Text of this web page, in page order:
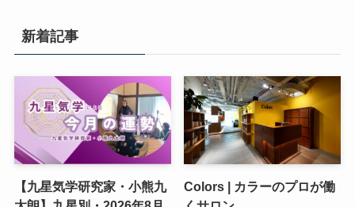
新着記事
【九星気学研究家・小熊九
Colors | カラーのプロが働